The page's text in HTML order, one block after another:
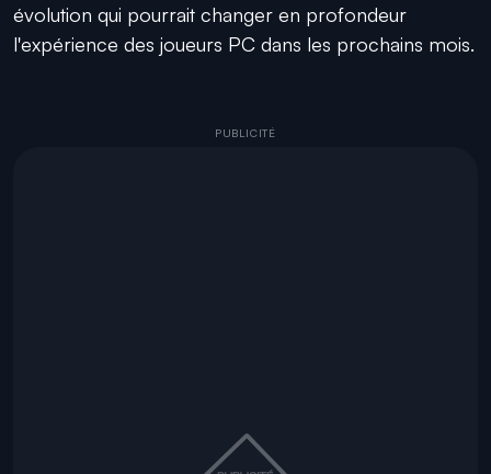
évolution qui pourrait changer en profondeur
l'expérience des joueurs PC dans les prochains mois.